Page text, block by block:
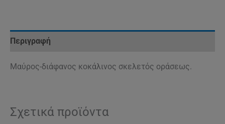
Περιγραφή
Μαύρος-διάφανος κοκάλινος σκελετός οράσεως.
Σχετικά προϊόντα